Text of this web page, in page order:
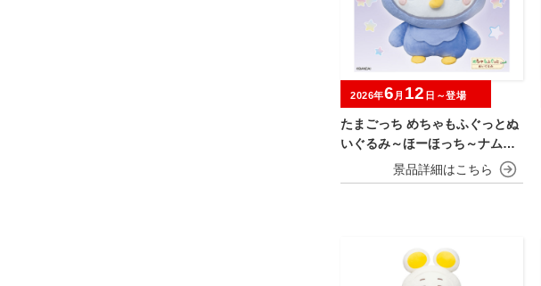
たまごっち めちゃもふぐっとぬ
いぐるみ～ほーほっち～ナムコ
キャンペーン
2026年6 月 12 日～登場